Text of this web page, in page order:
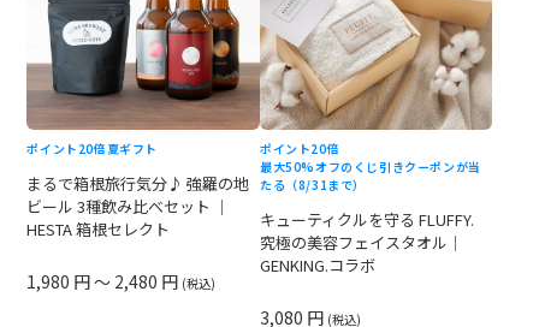
ポイント20倍 夏ギフト
まるで箱根旅行気分♪ 強羅の地
ビール 3種飲み比べセット ｜
HESTA 箱根セレクト
1,980 円 ～ 2,480 円 (税込)
ポイント20倍
最大50%オフのくじ引きクーポンが当
たる（8/31まで）
キューティクルを守る FLUFFY.
究極の美容フェイスタオル｜
GENKING.コラボ
3,080 円 (税込)